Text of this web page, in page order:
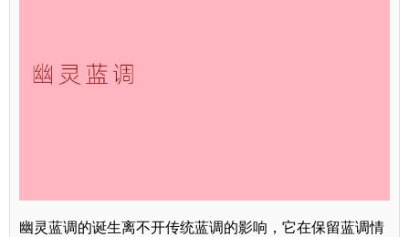
幽灵蓝调的诞生离不开传统蓝调的影响，它在保留蓝调情